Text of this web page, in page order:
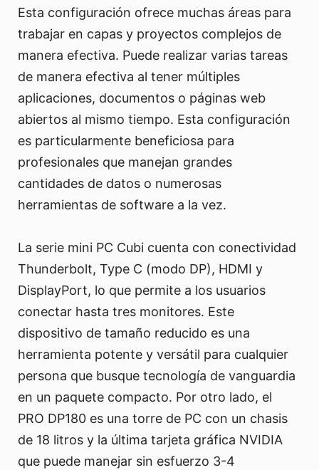
Esta configuración ofrece muchas áreas para
trabajar en capas y proyectos complejos de
manera efectiva. Puede realizar varias tareas
de manera efectiva al tener múltiples
aplicaciones, documentos o páginas web
abiertos al mismo tiempo. Esta configuración
es particularmente beneficiosa para
profesionales que manejan grandes
cantidades de datos o numerosas
herramientas de software a la vez.
La serie mini PC Cubi cuenta con conectividad
Thunderbolt, Type C (modo DP), HDMI y
DisplayPort, lo que permite a los usuarios
conectar hasta tres monitores. Este
dispositivo de tamaño reducido es una
herramienta potente y versátil para cualquier
persona que busque tecnología de vanguardia
en un paquete compacto. Por otro lado, el
PRO DP180 es una torre de PC con un chasis
de 18 litros y la última tarjeta gráfica NVIDIA
que puede manejar sin esfuerzo 3-4